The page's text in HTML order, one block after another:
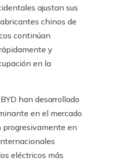
ajustan sus
chinos de
continúan
y
en la
han desarrollado
en el mercado
en
eléctricos más